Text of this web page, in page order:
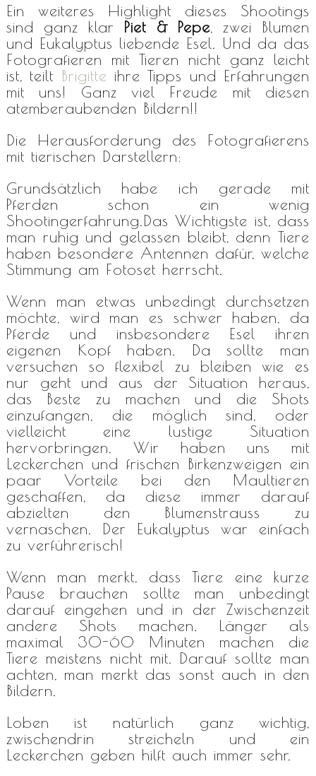
Ein weiteres Highlight dieses Shootings
sind ganz klar Piet & Pepe, zwei Blumen
und Eukalyptus liebende Esel. Und da das
Fotografieren mit Tieren nicht ganz leicht
ist, teilt Brigitte ihre Tipps und Erfahrungen
mit uns! Ganz viel Freude mit diesen
atemberaubenden Bildern!!
Die Herausforderung des Fotografierens
mit tierischen Darstellern:
Grundsätzlich habe ich gerade mit
Pferden schon ein wenig
Shootingerfahrung.Das Wichtigste ist, dass
man ruhig und gelassen bleibt, denn Tiere
haben besondere Antennen dafür, welche
Stimmung am Fotoset herrscht.
Wenn man etwas unbedingt durchsetzen
möchte, wird man es schwer haben, da
Pferde und insbesondere Esel ihren
eigenen Kopf haben. Da sollte man
versuchen so flexibel zu bleiben wie es
nur geht und aus der Situation heraus,
das Beste zu machen und die Shots
einzufangen, die möglich sind, oder
vielleicht eine lustige Situation
hervorbringen. Wir haben uns mit
Leckerchen und frischen Birkenzweigen ein
paar Vorteile bei den Maultieren
geschaffen, da diese immer darauf
abzielten den Blumenstrauss zu
vernaschen. Der Eukalyptus war einfach
zu verführerisch!
Wenn man merkt, dass Tiere eine kurze
Pause brauchen sollte man unbedingt
darauf eingehen und in der Zwischenzeit
andere Shots machen. Länger als
maximal 30-60 Minuten machen die
Tiere meistens nicht mit. Darauf sollte man
achten, man merkt das sonst auch in den
Bildern.
Loben ist natürlich ganz wichtig,
zwischendrin streicheln und ein
Leckerchen geben hilft auch immer sehr.